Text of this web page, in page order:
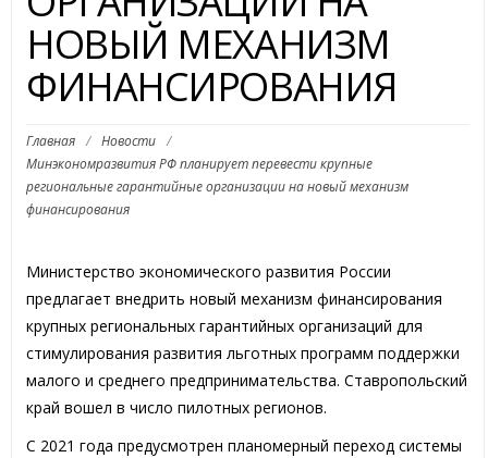
НОВЫЙ МЕХАНИЗМ
ФИНАНСИРОВАНИЯ
Главная / Новости /
Минэкономразвития РФ планирует перевести крупные
региональные гарантийные организации на новый механизм
финансирования
Министерство экономического развития России
предлагает внедрить новый механизм финансирования
крупных региональных гарантийных организаций для
стимулирования развития льготных программ поддержки
малого и среднего предпринимательства. Ставропольский
край вошел в число пилотных регионов.
С 2021 года предусмотрен планомерный переход системы